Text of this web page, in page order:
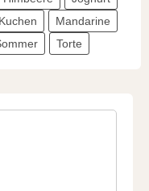
Kuchen
Mandarine
Torte